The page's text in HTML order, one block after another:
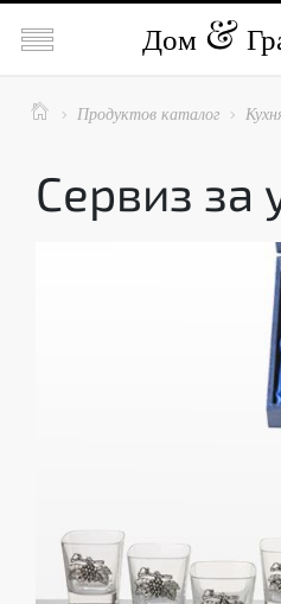
 Дом
  Продуктов каталог 
Сервиз за